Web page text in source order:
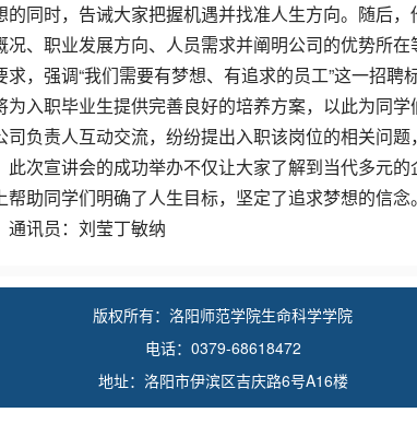
的同时，告诫大家把握机遇并找准人生方向。随后
况、职业发展方向、人员需求并阐明公司的优势所
求，强调“我们需要有梦想、有追求的员工”这一招
为入职毕业生提供完善良好的培养方案，以此为同
司负责人互动交流，纷纷提出入职该岗位的相关问题
此次宣讲会的成功举办不仅让大家了解到当代多元
帮助同学们明确了人生目标，坚定了追求梦想的信
通讯员：刘莹丁敏纳
版权所有：洛阳师范学院生命科学学院
电话：0379-68618472
地址：洛阳市伊滨区吉庆路6号A16楼